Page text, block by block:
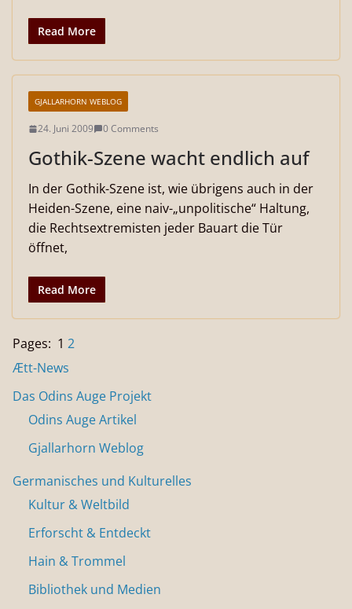
Read More
GJALLARHORN WEBLOG
24. Juni 2009 0 Comments
Gothik-Szene wacht endlich auf
In der Gothik-Szene ist, wie übrigens auch in der
Heiden-Szene, eine naiv-„unpolitische“ Haltung,
die Rechtsextremisten jeder Bauart die Tür
öffnet,
Read More
Pages: 1 2
Ætt-News
Das Odins Auge Projekt
Odins Auge Artikel
Gjallarhorn Weblog
Germanisches und Kulturelles
Kultur & Weltbild
Erforscht & Entdeckt
Hain & Trommel
Bibliothek und Medien